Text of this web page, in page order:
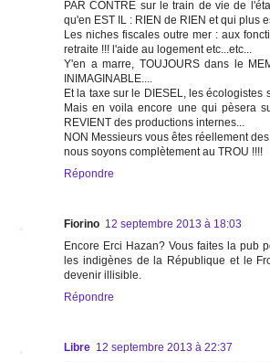
PAR CONTRE sur le train de vie de
qu'en EST IL : RIEN de RIEN et qui plus
Les niches fiscales outre mer : aux
retraite !!! l'aide au logement etc...etc...
Y'en a marre, TOUJOURS dans le
INIMAGINABLE....
Et la taxe sur le DIESEL, les écologistes
Mais en voila encore une qui pèsera
REVIENT des productions internes...
NON Messieurs vous êtes réellement
nous soyons complètement au TROU !!!!
Répondre
Fiorino 12 septembre 2013 à 18:03
Encore Erci Hazan? Vous faites la pub
les indigènes de la République et le
devenir illisible.
Répondre
Libre 12 septembre 2013 à 22:37